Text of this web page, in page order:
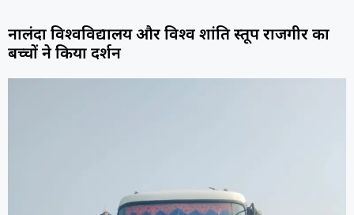
नालंदा विश्वविद्यालय और विश्व शांति स्तूप राजगीर का
बच्चों ने किया दर्शन